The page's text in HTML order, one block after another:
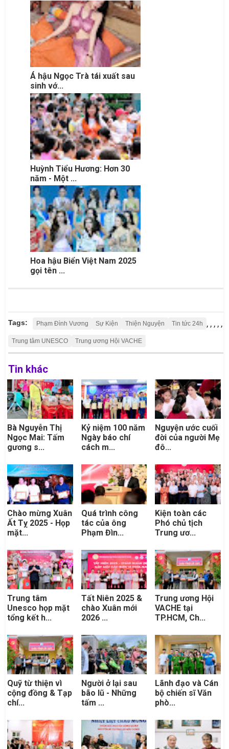
Á hậu Ngọc Trà tái xuất sau
sinh vớ...
Huỳnh Tiểu Hương: Hơn 30
năm - Một ...
Hoa hậu Biển Việt Nam 2025
gọi tên ...
Tags: Phạm Đình Vương ,
Sự Kiện ,
Thiện Nguyện ,
Tin tức 24h ,
Trung tâm UNESCO
,
Trung ương Hội VACHE
Tin khác
Bà Nguyễn Thị
Ngọc Mai: Tấm
gương s...
Kỷ niệm 100 năm
Ngày báo chí
cách m...
Nguyện ước cuối
đời của người Mẹ
đô...
Chào mừng Xuân
Ất Tỵ 2025 - Họp
mặt...
Quá trình công
tác của ông
Phạm Đìn...
Kiện toàn các
Phó chủ tịch
Trung ươ...
Trung tâm
Unesco họp mặt
tổng kết h...
Tất Niên 2025 &
chào Xuân mới
2026 ...
Trung ương Hội
VACHE tại
TP.HCM, Ch...
Quỹ từ thiện vì
cộng đồng & Tạp
chí...
Người ở lại sau
bão lũ - Những
tấm ...
Lãnh đạo và Cán
bộ chiến sĩ Văn
phò...